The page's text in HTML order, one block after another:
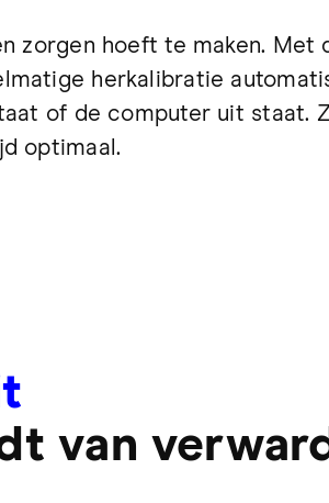
zorgen hoeft te maken. Met
herkalibratie
of de computer uit staat.
optimaal.
van